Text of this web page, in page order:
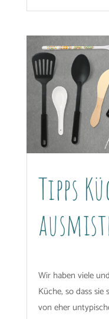
Tipps
Wir haben viele
Küche, so dass
von eher